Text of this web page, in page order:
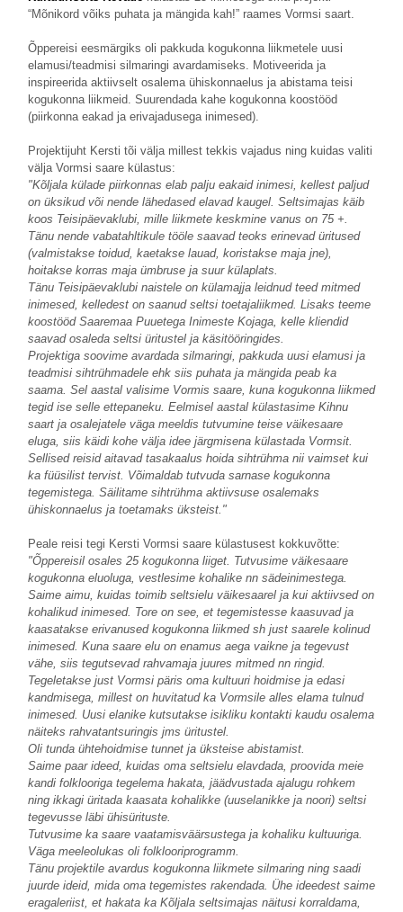
“Mõnikord võiks puhata ja mängida kah!” raames Vormsi saart.
Õppereisi eesmärgiks oli pakkuda kogukonna liikmetele uusi
elamusi/teadmisi silmaringi avardamiseks. Motiveerida ja
inspireerida aktiivselt osalema ühiskonnaelus ja abistama teisi
kogukonna liikmeid. Suurendada kahe kogukonna koostööd
(piirkonna eakad ja erivajadusega inimesed).
Projektijuht Kersti tõi välja millest tekkis vajadus ning kuidas valiti
välja Vormsi saare külastus:
"Kõljala külade piirkonnas elab palju eakaid inimesi, kellest paljud
on üksikud või nende lähedased elavad kaugel. Seltsimajas käib
koos Teisipäevaklubi, mille liikmete keskmine vanus on 75 +.
Tänu nende vabatahltikule tööle saavad teoks erinevad üritused
(valmistakse toidud, kaetakse lauad, koristakse maja jne),
hoitakse korras maja ümbruse ja suur külaplats.
Tänu Teisipäevaklubi naistele on külamajja leidnud teed mitmed
inimesed, kelledest on saanud seltsi toetajaliikmed. Lisaks teeme
koostööd Saaremaa Puuetega Inimeste Kojaga, kelle kliendid
saavad osaleda seltsi üritustel ja käsitööringides.
Projektiga soovime avardada silmaringi, pakkuda uusi elamusi ja
teadmisi sihtrühmadele ehk siis puhata ja mängida peab ka
saama. Sel aastal valisime Vormis saare, kuna kogukonna liikmed
tegid ise selle ettepaneku. Eelmisel aastal külastasime Kihnu
saart ja osalejatele väga meeldis tutvumine teise väikesaare
eluga, siis käidi kohe välja idee järgmisena külastada Vormsit.
Sellised reisid aitavad tasakaalus hoida sihtrühma nii vaimset kui
ka füüsilist tervist. Võimaldab tutvuda sarnase kogukonna
tegemistega. Säilitame sihtrühma aktiivsuse osalemaks
ühiskonnaelus ja toetamaks üksteist."
Peale reisi tegi Kersti Vormsi saare külastusest kokkuvõtte:
"Õppereisil osales 25 kogukonna liiget. Tutvusime väikesaare
kogukonna eluoluga, vestlesime kohalike nn sädeinimestega.
Saime aimu, kuidas toimib seltsielu väikesaarel ja kui aktiivsed on
kohalikud inimesed. Tore on see, et tegemistesse kaasuvad ja
kaasatakse erivanused kogukonna liikmed sh just saarele kolinud
inimesed. Kuna saare elu on enamus aega vaikne ja tegevust
vähe, siis tegutsevad rahvamaja juures mitmed nn ringid.
Tegeletakse just Vormsi päris oma kultuuri hoidmise ja edasi
kandmisega, millest on huvitatud ka Vormsile alles elama tulnud
inimesed. Uusi elanike kutsutakse isikliku kontakti kaudu osalema
näiteks rahvatantsuringis jms üritustel.
Oli tunda ühtehoidmise tunnet ja üksteise abistamist.
Saime paar ideed, kuidas oma seltsielu elavdada, proovida meie
kandi folklooriga tegelema hakata, jäädvustada ajalugu rohkem
ning ikkagi üritada kaasata kohalikke (uuselanikke ja noori) seltsi
tegevusse läbi ühisürituste.
Tutvusime ka saare vaatamisväärsustega ja kohaliku kultuuriga.
Väga meeleolukas oli folklooriprogramm.
Tänu projektile avardus kogukonna liikmete silmaring ning saadi
juurde ideid, mida oma tegemistes rakendada. Ühe ideedest saime
eragaleriist, et hakata ka Kõljala seltsimajas näitusi korraldama,